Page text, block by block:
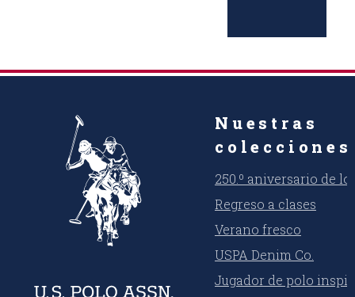
Nuestras
colecciones
250.º aniversario de
Regreso a clases
Verano fresco
USPA Denim Co.
Jugador de polo